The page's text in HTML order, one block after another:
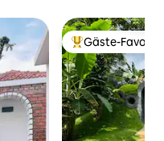
Beliebter Gäste-
Gäste-Favorit